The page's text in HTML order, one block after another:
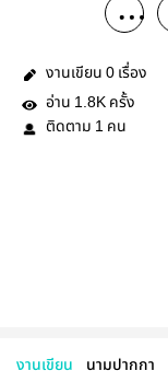
งานเขียน 0 เรื่อง
อ่าน 1.8K ครั้ง
ติดตาม 1 คน
งานเขียน นามปากกา